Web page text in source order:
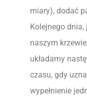
miary), dodać
Kolejnego
naszym
układamy
czasu, gdy
wypełnienie